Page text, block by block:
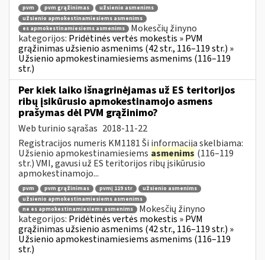
pvm pvm grąžinimas
užsienio asmenims
užsienio apmokestinamiesiems asmenims
es apmokestinamiesiems asmenims
Mokesčių žinyno
kategorijos: Pridėtinės vertės mokestis » PVM
grąžinimas užsienio asmenims (42 str., 116–119 str.) »
Užsienio apmokestinamiesiems asmenims (116–119
str.)
Per kiek laiko išnagrinėjamas už ES teritorijos
ribų įsikūrusio apmokestinamojo asmens
prašymas dėl PVM grąžinimo?
Web turinio sąrašas 2018-11-22
Registracijos numeris KM1181 Ši informacija skelbiama:
Užsienio apmokestinamiesiems asmenims (116–119
str.) VMI, gavusi už ES teritorijos ribų įsikūrusio
apmokestinamojo...
pvm pvm grąžinimas pvmį 119 str
užsienio asmenims
užsienio apmokestinamiesiems asmenims
ne es apmokestinamiesiems asmenims
Mokesčių žinyno
kategorijos: Pridėtinės vertės mokestis » PVM
grąžinimas užsienio asmenims (42 str., 116–119 str.) »
Užsienio apmokestinamiesiems asmenims (116–119
str.)